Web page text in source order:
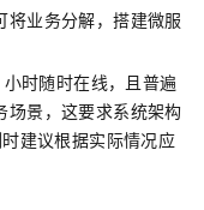
将业务分解，搭建微服
小时随时在线，且普遍
场景，这要求系统架构
建议根据实际情况应